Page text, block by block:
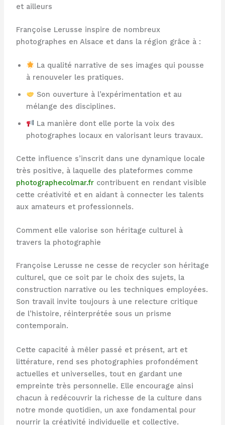
et ailleurs
Françoise Lerusse inspire de nombreux
photographes en Alsace et dans la région grâce à :
La qualité narrative de ses images qui pousse
à renouveler les pratiques.
Son ouverture à l’expérimentation et au
mélange des disciplines.
La manière dont elle porte la voix des
photographes locaux en valorisant leurs travaux.
Cette influence s’inscrit dans une dynamique locale
très positive, à laquelle des plateformes comme
photographecolmar.frcontribuent en rendant visible
cette créativité et en aidant à connecter les talents
aux amateurs et professionnels.
Comment elle valorise son héritage culturel à
travers la photographie
Françoise Lerusse ne cesse de recycler son héritage
culturel, que ce soit par le choix des sujets, la
construction narrative ou les techniques employées.
Son travail invite toujours à une relecture critique
de l’histoire, réinterprétée sous un prisme
contemporain.
Cette capacité à mêler passé et présent, art et
littérature, rend ses photographies profondément
actuelles et universelles, tout en gardant une
empreinte très personnelle. Elle encourage ainsi
chacun à redécouvrir la richesse de la culture dans
notre monde quotidien, un axe fondamental pour
nourrir la créativité individuelle et collective.